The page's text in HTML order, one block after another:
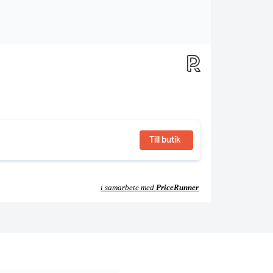
Till butik
i samarbete med PriceRunner